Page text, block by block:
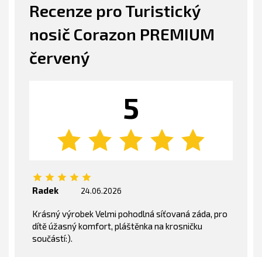
Recenze pro Turistický
nosič Corazon PREMIUM
červený
5
Radek 24.06.2026
Krásný výrobek Velmi pohodlná síťovaná záda, pro
dítě úžasný komfort, pláštěnka na krosničku
součástí:).